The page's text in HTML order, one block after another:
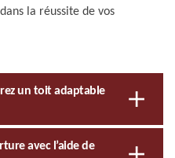
la réussite de vos
un toit adaptable
avec l’aide de